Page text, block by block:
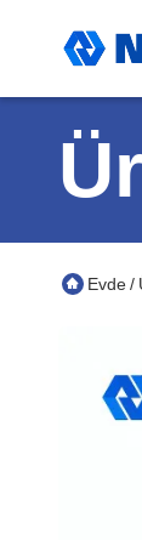
Evde/